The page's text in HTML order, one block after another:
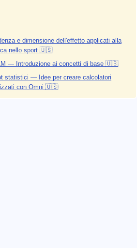
e dimensione dell'effetto applicati alla
nello sport 🇺🇸
— Introduzione ai concetti di base 🇺🇸
statistici — Idee per creare calcolatori
con Omni 🇺🇸